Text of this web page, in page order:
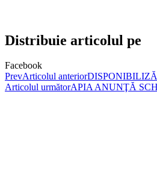
Distribuie articolul pe
Facebook
PrevArticolul anterior
Articolul următorAPIA ANUNŢĂ